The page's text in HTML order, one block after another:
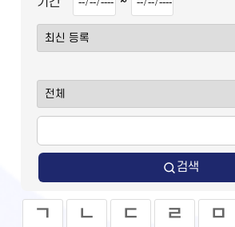
검색
ㄱ ㄴ ㄷ ㄹ ㅁ